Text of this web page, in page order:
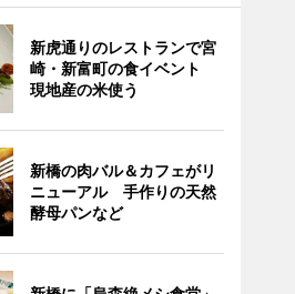
新虎通りのレストランで宮
崎・新富町の食イベント
現地産の米使う
新橋の肉バル＆カフェがリ
ニューアル 手作りの天然
酵母パンなど